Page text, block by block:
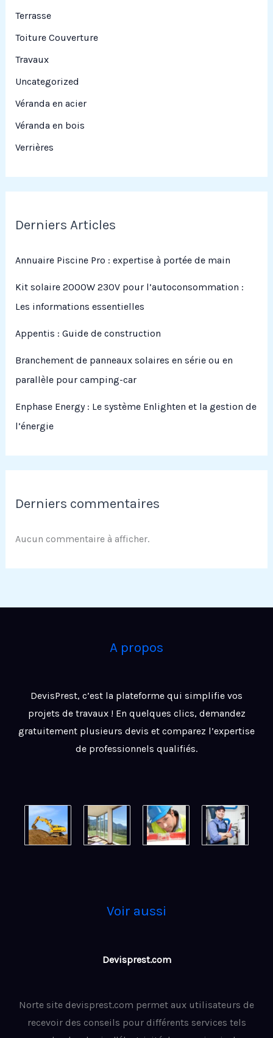
Terrasse
Toiture Couverture
Travaux
Uncategorized
Véranda en acier
Véranda en bois
Verrières
Derniers Articles
Annuaire Piscine Pro : expertise à portée de main
Kit solaire 2000W 230V pour l’autoconsommation :
Les informations essentielles
Appentis : Guide de construction
Branchement de panneaux solaires en série ou en
parallèle pour camping-car
Enphase Energy : Le système Enlighten et la gestion de
l’énergie
Derniers commentaires
Aucun commentaire à afficher.
A propos
DevisPrest, c’est la plateforme qui simplifie vos
projets de travaux ! En quelques clics, demandez
gratuitement plusieurs devis et comparez l’expertise
de professionnels qualifiés.
Voir aussi
Devisprest.com
Norte site devisprest.com permet aux utilisateurs de
recevoir des conseils pour différents services tels